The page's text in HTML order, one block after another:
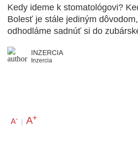
Kedy ideme k stomatológovi?
Bolesť je stále jediným
odhodláme sadnúť si do
INZERCIA
Inzercia
A- | A+